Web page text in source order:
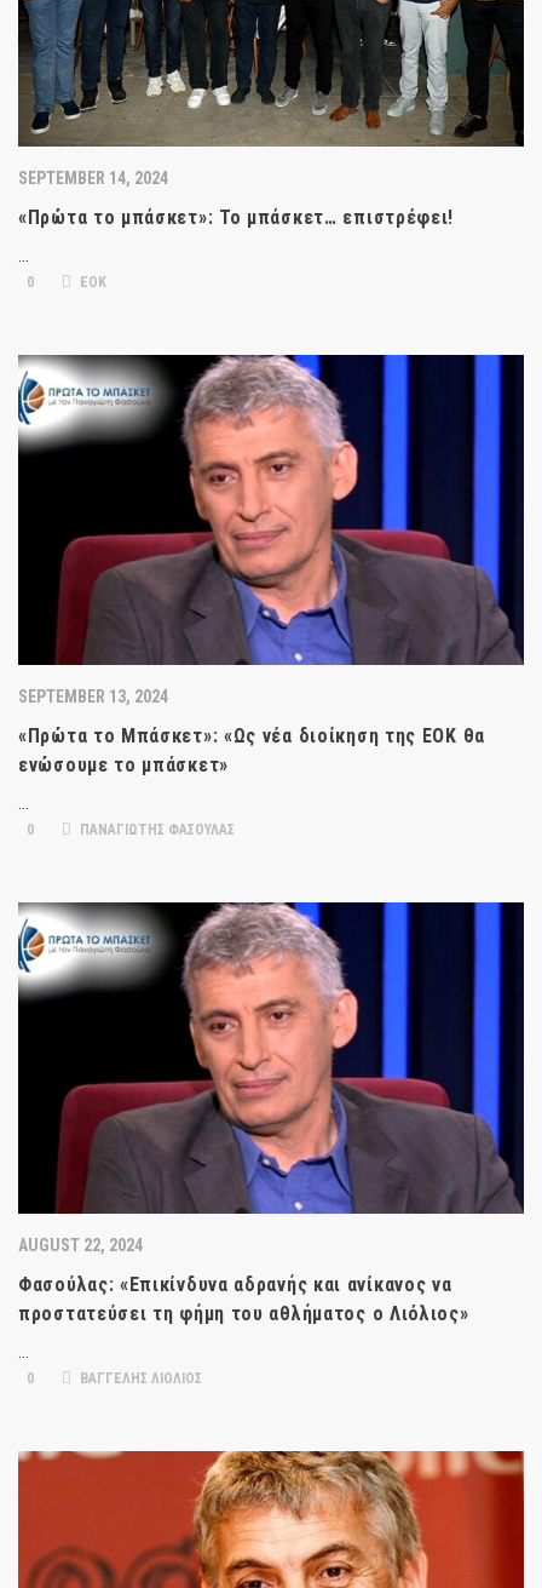
SEPTEMBER 14, 2024
«Πρώτα το μπάσκετ»: Το μπάσκετ… επιστρέφει!
…
0 ΕΟΚ
SEPTEMBER 13, 2024
«Πρώτα το Μπάσκετ»: «Ως νέα διοίκηση της ΕΟΚ θα
ενώσουμε το μπάσκετ»
…
0 ΠΑΝΑΓΙΩΤΗΣ ΦΑΣΟΥΛΑΣ
AUGUST 22, 2024
Φασούλας: «Επικίνδυνα αδρανής και ανίκανος να
προστατεύσει τη φήμη του αθλήματος ο Λιόλιος»
…
0 ΒΑΓΓΕΛΗΣ ΛΙΟΛΙΟΣ